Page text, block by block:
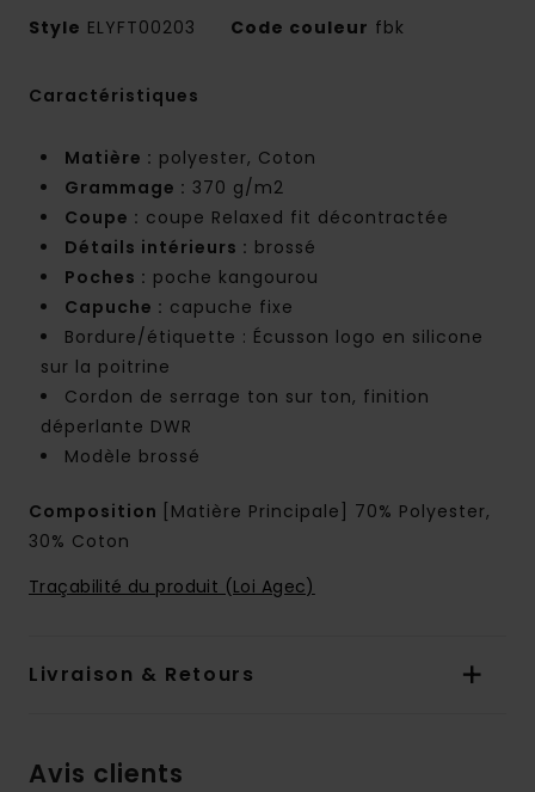
Style ELYFT00203 Code couleur fbk
Caractéristiques
Matière : polyester, Coton
Grammage : 370 g/m2
Coupe : coupe Relaxed fit décontractée
Détails intérieurs : brossé
Poches : poche kangourou
Capuche : capuche fixe
Bordure/étiquette : Écusson logo en silicone
sur la poitrine
Cordon de serrage ton sur ton, finition
déperlante DWR
Modèle brossé
Composition
[Matière Principale] 70% Polyester,
30% Coton
Traçabilité du produit (Loi Agec)
Livraison & Retours
Avis clients